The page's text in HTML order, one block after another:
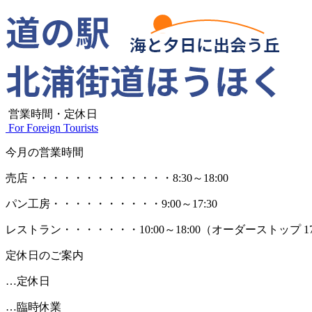
営業時間・定休日
For Foreign Tourists
今月の営業時間
売店 ・・・・・・・・・・・・・ 8:30～18:00
パン工房 ・・・・・・・・・・ 9:00～17:30
レストラン ・・・・・・・ 10:00～18:00 （オーダーストップ
定休日のご案内
…定休日
…臨時休業